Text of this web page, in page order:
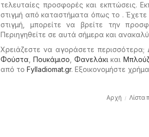
τελευταίες προσφορές και εκπτώσεις.
στιγμή από καταστήματα όπως το .
στιγμή, μπορείτε να βρείτε την
Περιηγηθείτε σε αυτά σήμερα και
Χρειάζεστε να αγοράσετε περισσότερα;
Φούστα Πουκάμισο Φανελάκι και
από το Fylladiomat.gr. Εξοικονομήστε
Αρχή Λίστα